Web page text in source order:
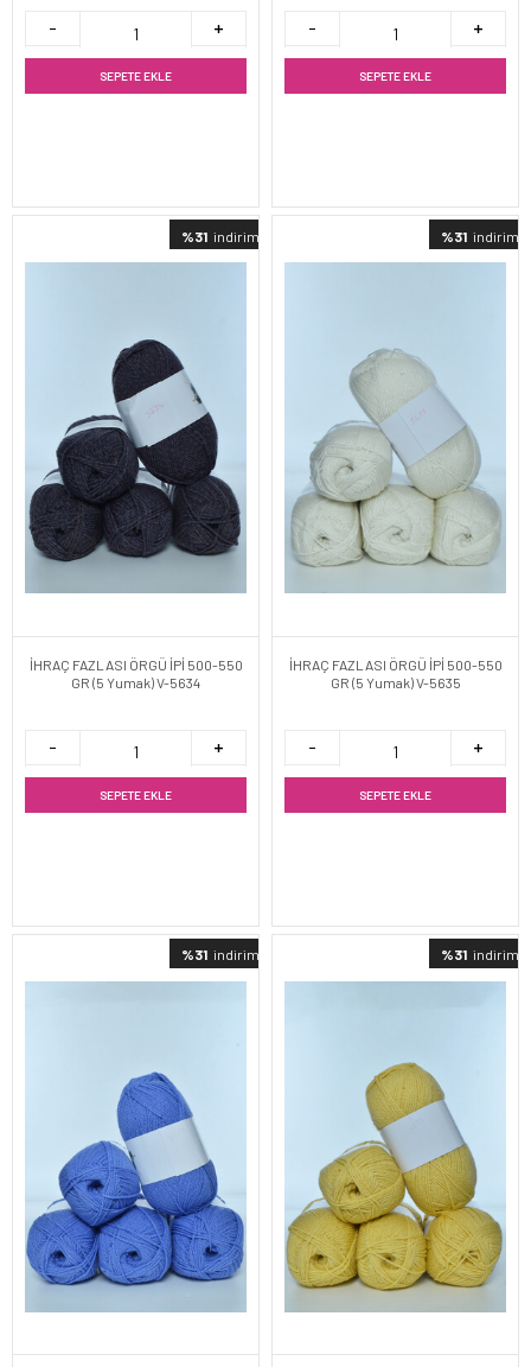
SEPETE EKLE SEPETE EKLE
%31 indirimli
İHRAÇ FAZLASI ÖRGÜ İPİ 500-550
GR (5 Yumak) V-5634
SEPETE EKLE
%31 indirimli
İHRAÇ FAZLASI ÖRGÜ İPİ 500-550
GR (5 Yumak) V-5635
SEPETE EKLE
%31 indirimli %31 indirimli